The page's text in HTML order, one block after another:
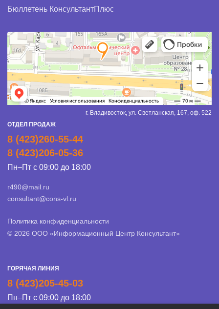
Бюллетень КонсультантПлюс
г. Владивосток, ул. Светланская, 167, оф. 522
ОТДЕЛ ПРОДАЖ
8 (423)260-55-44
8 (423)206-05-36
Пн–Пт с 09:00 до 18:00
r490@mail.ru
consultant@cons-vl.ru
Политика конфиденциальности
© 2026 ООО «Информационный Центр Консультант»
ГОРЯЧАЯ ЛИНИЯ
8 (423)205-45-03
Пн–Пт с 09:00 до 18:00